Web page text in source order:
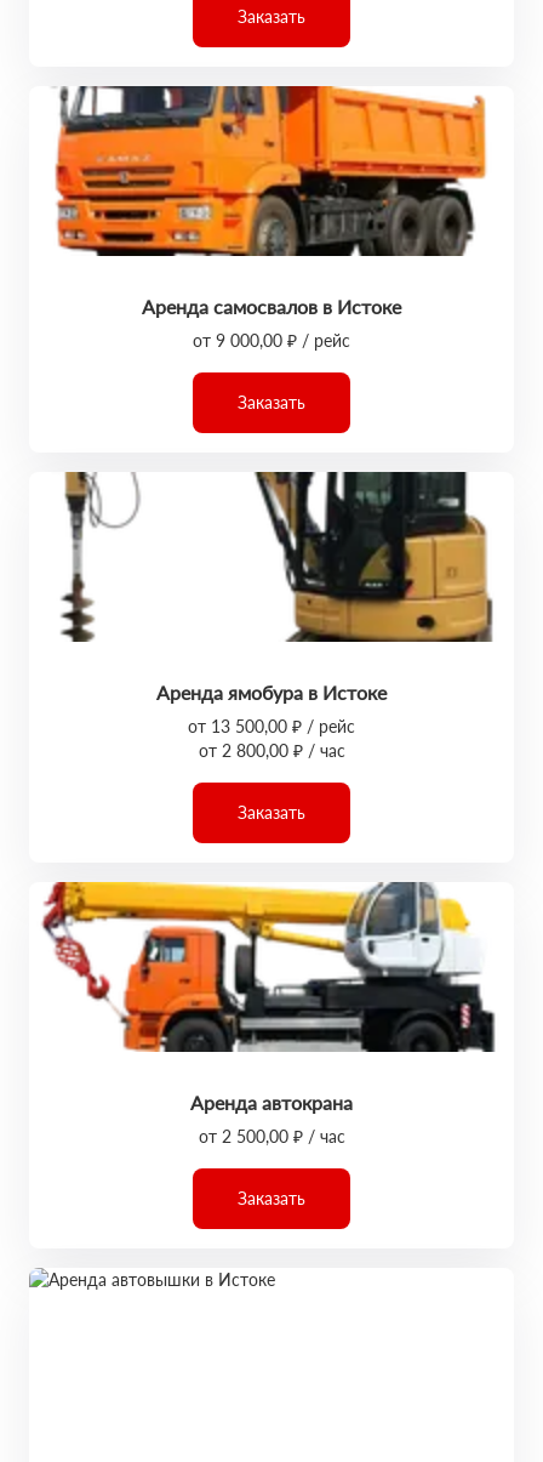
Заказать
Аренда самосвалов в Истоке
от 9 000,00 ₽ / рейс
Заказать
Аренда ямобура в Истоке
от 13 500,00 ₽ / рейс
от 2 800,00 ₽ / час
Заказать
Аренда автокрана
от 2 500,00 ₽ / час
Заказать